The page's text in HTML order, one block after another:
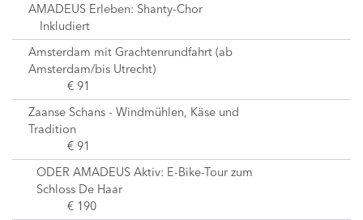
AMADEUS Erleben: Shanty-Chor
Inkludiert
Amsterdam mit Grachtenrundfahrt (ab
Amsterdam/bis Utrecht)
€ 91
Zaanse Schans - Windmühlen, Käse und
Tradition
€ 91
ODER AMADEUS Aktiv: E-Bike-Tour zum
Schloss De Haar
€ 190